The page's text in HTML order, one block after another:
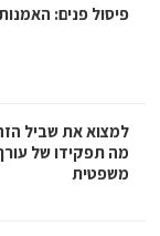
פיסול פנים:
למצוא את שביל
מה תפקידו של
משפטית